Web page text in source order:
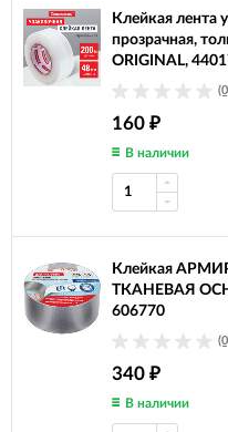
Клейкая лента
прозрачная,
ORIGINAL,
160 ₽
В наличии
Клейкая
ТКАНЕВАЯ
606770
340 ₽
В наличии